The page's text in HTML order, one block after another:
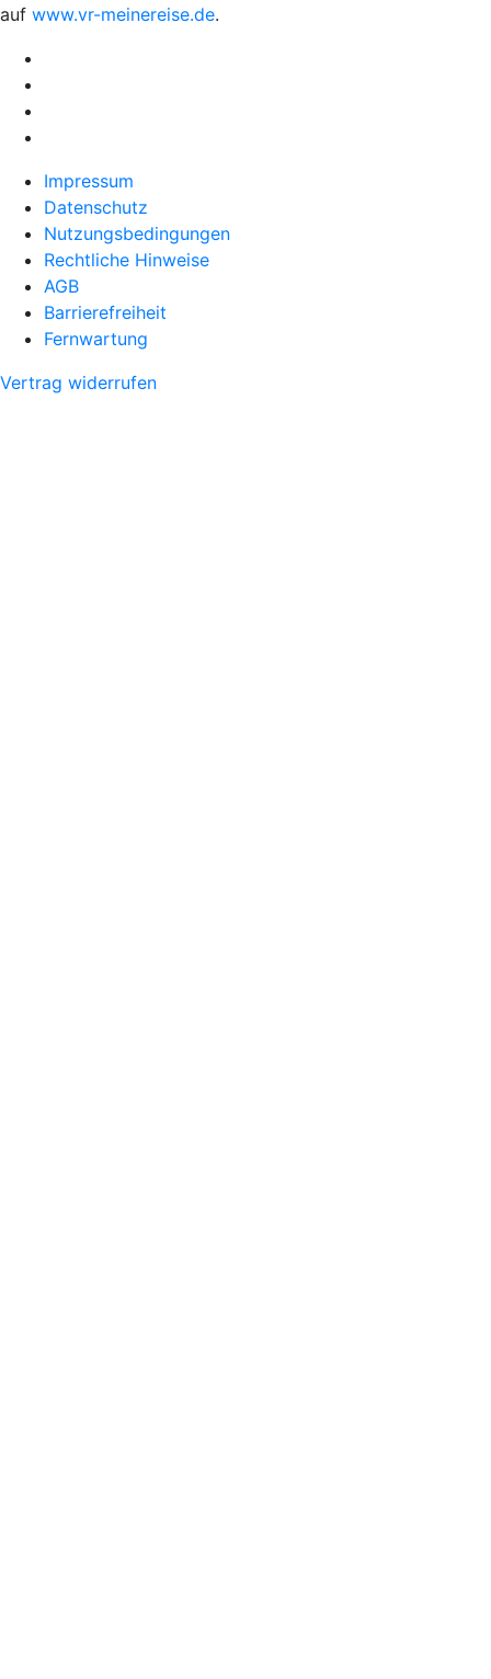
auf www.vr-meinereise.de.
Impressum
Datenschutz
Nutzungsbedingungen
Rechtliche Hinweise
AGB
Barrierefreiheit
Fernwartung
Vertrag widerrufen